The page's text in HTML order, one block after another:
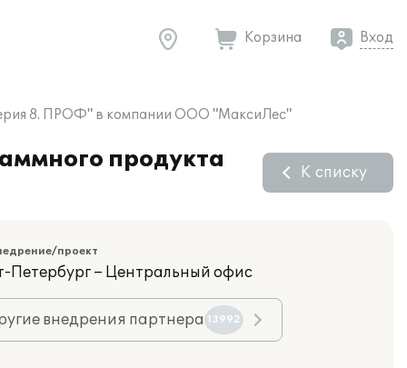
Корзина Вход
8. ПРОФ" в компании ООО "МаксиЛес"
продукта
К списку
проект
Петербург – Центральный офис
внедрения партнера 13992